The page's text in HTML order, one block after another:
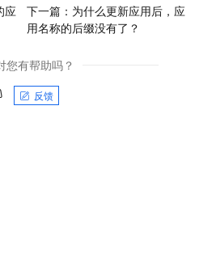
应
下一篇： 为什么更新应用后，应
用名称的后缀没有了？
您有帮助吗？
反馈